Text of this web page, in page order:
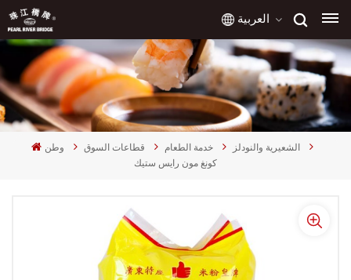
العربية
English
français
русский
العربية
وطن قطاعات السوق خدمة الطعام
الشعيرية والنودلز
كونغ مون رايس ستيك